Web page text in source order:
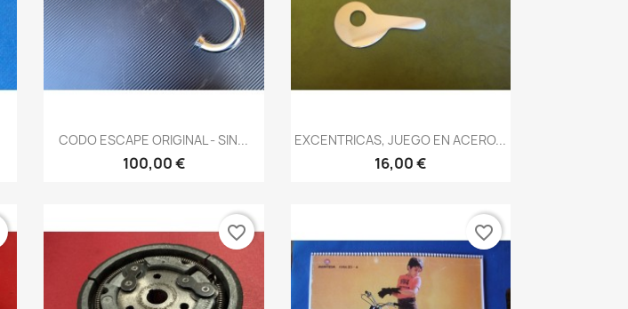
Vista rápida
CODO ESCAPE ORIGINAL - SIN...
100,00 €
Vista rápida
EXCENTRICAS, JUEGO EN ACERO...
16,00 €
favorite_border favorite_border